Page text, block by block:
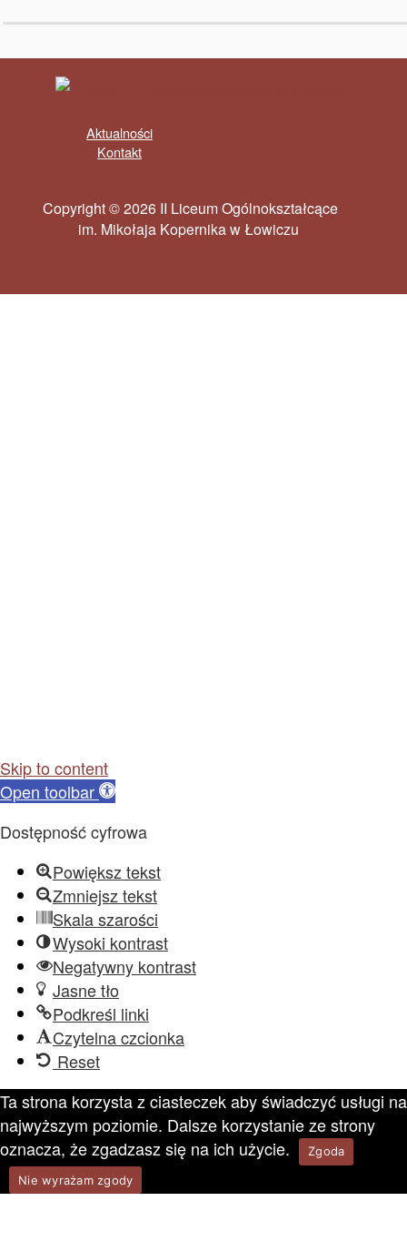
Aktualności
Kontakt
Copyright © 2026 II Liceum Ogólnokształcące
im. Mikołaja Kopernika w Łowiczu
Skip to content
Open toolbar
Dostępność cyfrowa
Powiększ tekst
Zmniejsz tekst
Skala szarości
Wysoki kontrast
Negatywny kontrast
Jasne tło
Podkreśl linki
Czytelna czcionka
Reset
Ta strona korzysta z ciasteczek aby świadczyć usługi na
najwyższym poziomie. Dalsze korzystanie ze strony
oznacza, że zgadzasz się na ich użycie.
Zgoda
Nie wyrażam zgody